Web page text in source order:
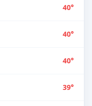
40°
40°
40°
39°